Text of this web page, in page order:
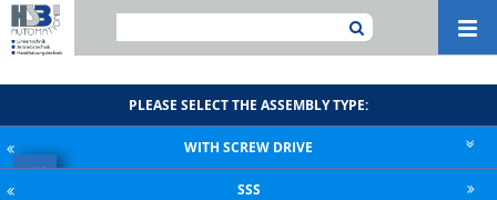
×
PLEASE SELECT THE ASSEMBLY TYPE:
WITH SCREW DRIVE
SSS